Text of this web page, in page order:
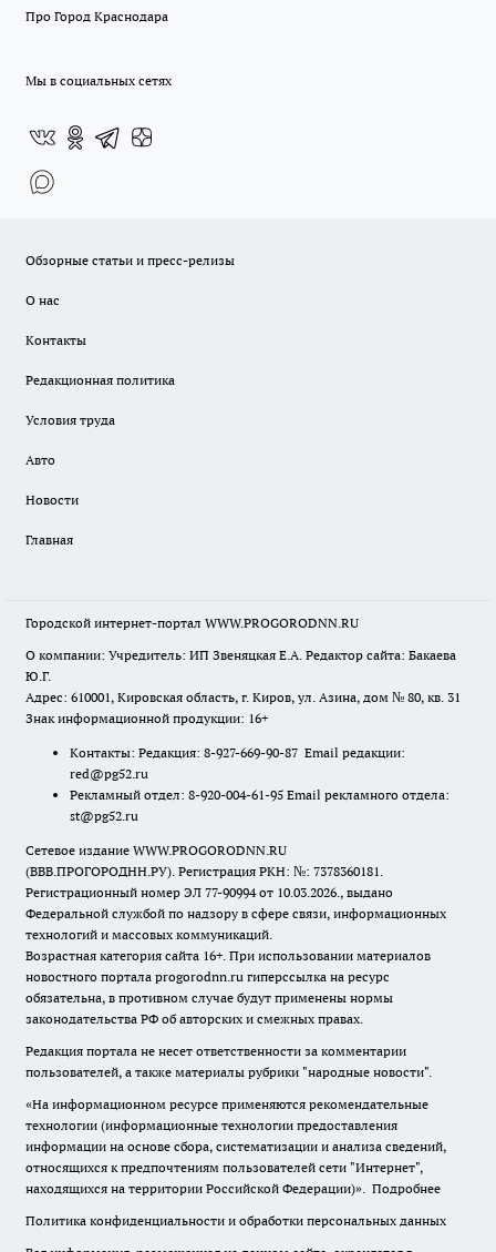
Про Город Краснодара
Мы в социальных сетях
Обзорные статьи и пресс-релизы
О нас
Контакты
Редакционная политика
Условия труда
Авто
Новости
Главная
Городской интернет-портал WWW.PROGORODNN.RU
О компании: Учредитель: ИП Звеняцкая Е.А. Редактор сайта: Бакаева
Ю.Г.
Адрес: 610001, Кировская область, г. Киров, ул. Азина, дом № 80, кв. 31
Знак информационной продукции: 16+
Контакты: Редакция: 8-927-669-90-87 Email редакции:
red@pg52.ru
Рекламный отдел: 8-920-004-61-95 Email рекламного отдела:
st@pg52.ru
Сетевое издание WWW.PROGORODNN.RU
(ВВВ.ПРОГОРОДНН.РУ). Регистрация РКН: №: 7378360181.
Регистрационный номер ЭЛ 77-90994 от 10.03.2026., выдано
Федеральной службой по надзору в сфере связи, информационных
технологий и массовых коммуникаций.
Возрастная категория сайта 16+. При использовании материалов
новостного портала progorodnn.ru гиперссылка на ресурс
обязательна, в противном случае будут применены нормы
законодательства РФ об авторских и смежных правах.
Редакция портала не несет ответственности за комментарии
пользователей, а также материалы рубрики "народные новости".
«На информационном ресурсе применяются рекомендательные
технологии (информационные технологии предоставления
информации на основе сбора, систематизации и анализа сведений,
относящихся к предпочтениям пользователей сети "Интернет",
находящихся на территории Российской Федерации)». Подробнее
Политика конфиденциальности и обработки персональных данных